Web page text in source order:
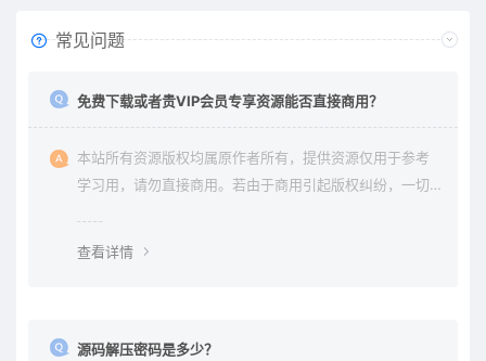
常见问题
免费下载或者贵VIP会员专享资源能否直接商用？
本站所有资源版权均属原作者所有，提供资源仅用于参考
学习用，请勿直接商用。若由于商用引起版权纠纷，一切
查看详情
源码解压密码是多少？